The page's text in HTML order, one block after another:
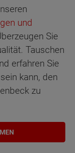
und
Sie
Tauschen
erfahren Sie
kann, den
zu